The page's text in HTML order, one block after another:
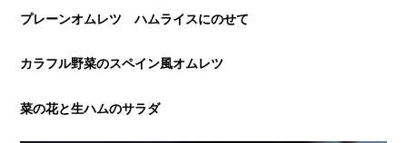
プレーンオムレツ ハムライスにのせて
カラフル野菜のスペイン風オムレツ
菜の花と生ハムのサラダ